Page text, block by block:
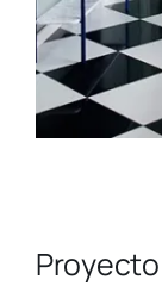
Proyecto